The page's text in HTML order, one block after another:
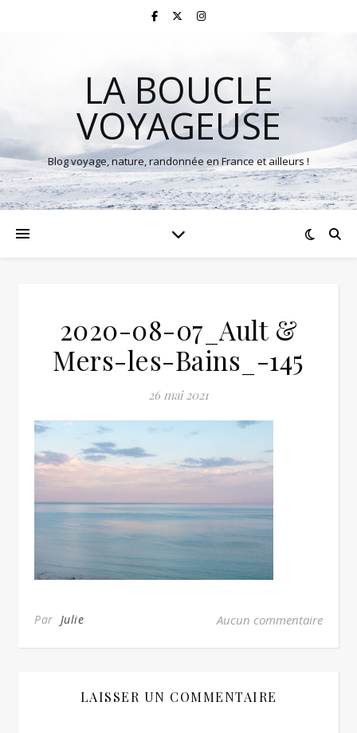
LA BOUCLE
VOYAGEUSE
Blog voyage, nature, randonnée en France et ailleurs !
2020-08-07_Ault &
Mers-les-Bains_-145
26 mai 2021
Par Julie Aucun commentaire
LAISSER UN COMMENTAIRE